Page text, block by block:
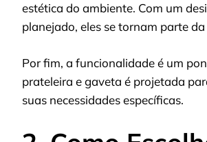
estética do ambiente. Com um
planejado, eles se tornam parte
Por fim, a funcionalidade é um
prateleira e gaveta é projetada
suas necessidades específicas.